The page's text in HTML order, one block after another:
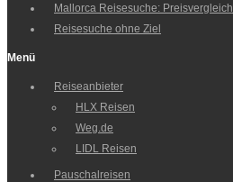
Mallorca Reisesuche: Preisvergleich
Reisesuche ohne Ziel
Menü
Reiseanbieter
HLX Reisen
Weg.de
LIDL Reisen
Pauschalreisen